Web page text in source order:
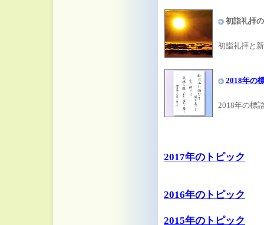
初詣礼拝
初詣礼拝と
2018年の
2018年の標
2017年のトピック
2016年のトピック
2015年のトピック